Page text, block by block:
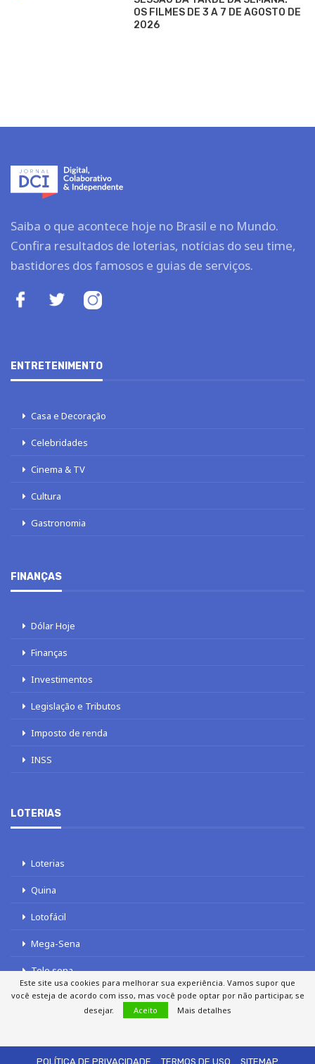
OS FILMES DE 3 A 7 DE AGOSTO DE
2026
Saiba o que acontece hoje no Brasil e no Mundo.
Confira resultados de loterias, notícias do seu time,
bastidores dos famosos e guias de serviços.
ENTRETENIMENTO
Casa e Decoração
Celebridades
Cinema & TV
Cultura
Gastronomia
FINANÇAS
Dólar Hoje
Finanças
Investimentos
Legislação e Tributos
Imposto de renda
INSS
LOTERIAS
Loterias
Quina
Lotofácil
Mega-Sena
Tele sena
POLÍTICA DE PRIVACIDADE
TERMOS DE USO SITEMAP
Este site usa cookies para melhorar sua experiência. Vamos supor que
você esteja de acordo com isso, mas você pode optar por não participar, se
desejar.
Aceito Mais detalhes